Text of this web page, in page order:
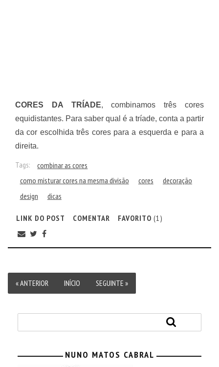
CORES DA TRÍADE, combinamos três cores
equidistantes. Para saber qual é a tríade, conta a partir
da cor escolhida três cores para a esquerda e para a
direita.
Tags:
combinar as cores
como misturar cores na mesma divisão
cores
decoração
design
dicas
LINK DO POST COMENTAR FAVORITO (1)
« ANTERIOR INÍCIO SEGUINTE »
NUNO MATOS CABRAL